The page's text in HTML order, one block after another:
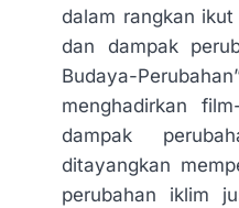
dalam rangkan
dan dampak
Budaya-
menghadirkan
dampak
ditayangkan
perubahan iklim